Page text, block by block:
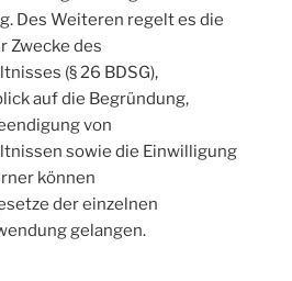
Des Weiteren regelt es die
Zwecke des
(§ 26 BDSG),
auf die Begründung,
von
sowie die Einwilligung
können
der einzelnen
gelangen.